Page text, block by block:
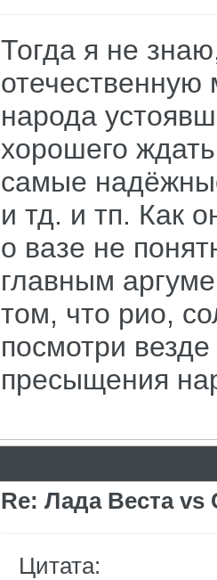
Тогда я не
народа
хорошего
самые
и тд. и тп. Как
о вазе не
главным
том, что рио,
посмотри
пресыщения
Re: Лада Веста vs
Цитата: